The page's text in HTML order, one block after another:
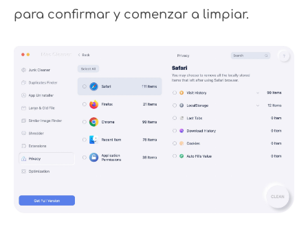
para confirmar y comenzar a limpiar.